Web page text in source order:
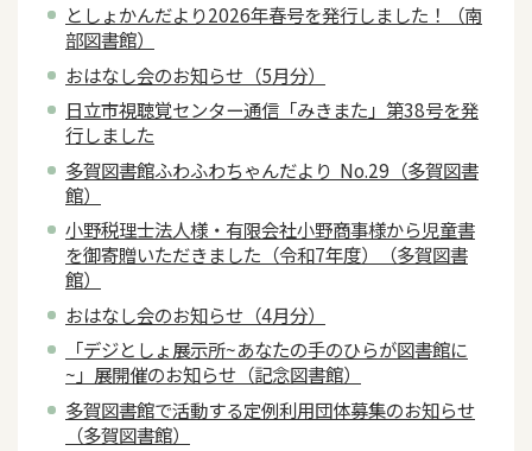
としょかんだより2026年春号を発行しました！（南
部図書館）
おはなし会のお知らせ（5月分）
日立市視聴覚センター通信「みきまた」第38号を発
行しました
多賀図書館ふわふわちゃんだより No.29（多賀図書
館）
小野税理士法人様・有限会社小野商事様から児童書
を御寄贈いただきました（令和7年度）（多賀図書
館）
おはなし会のお知らせ（4月分）
「デジとしょ展示所~あなたの手のひらが図書館に
~」展開催のお知らせ（記念図書館）
多賀図書館で活動する定例利用団体募集のお知らせ
（多賀図書館）